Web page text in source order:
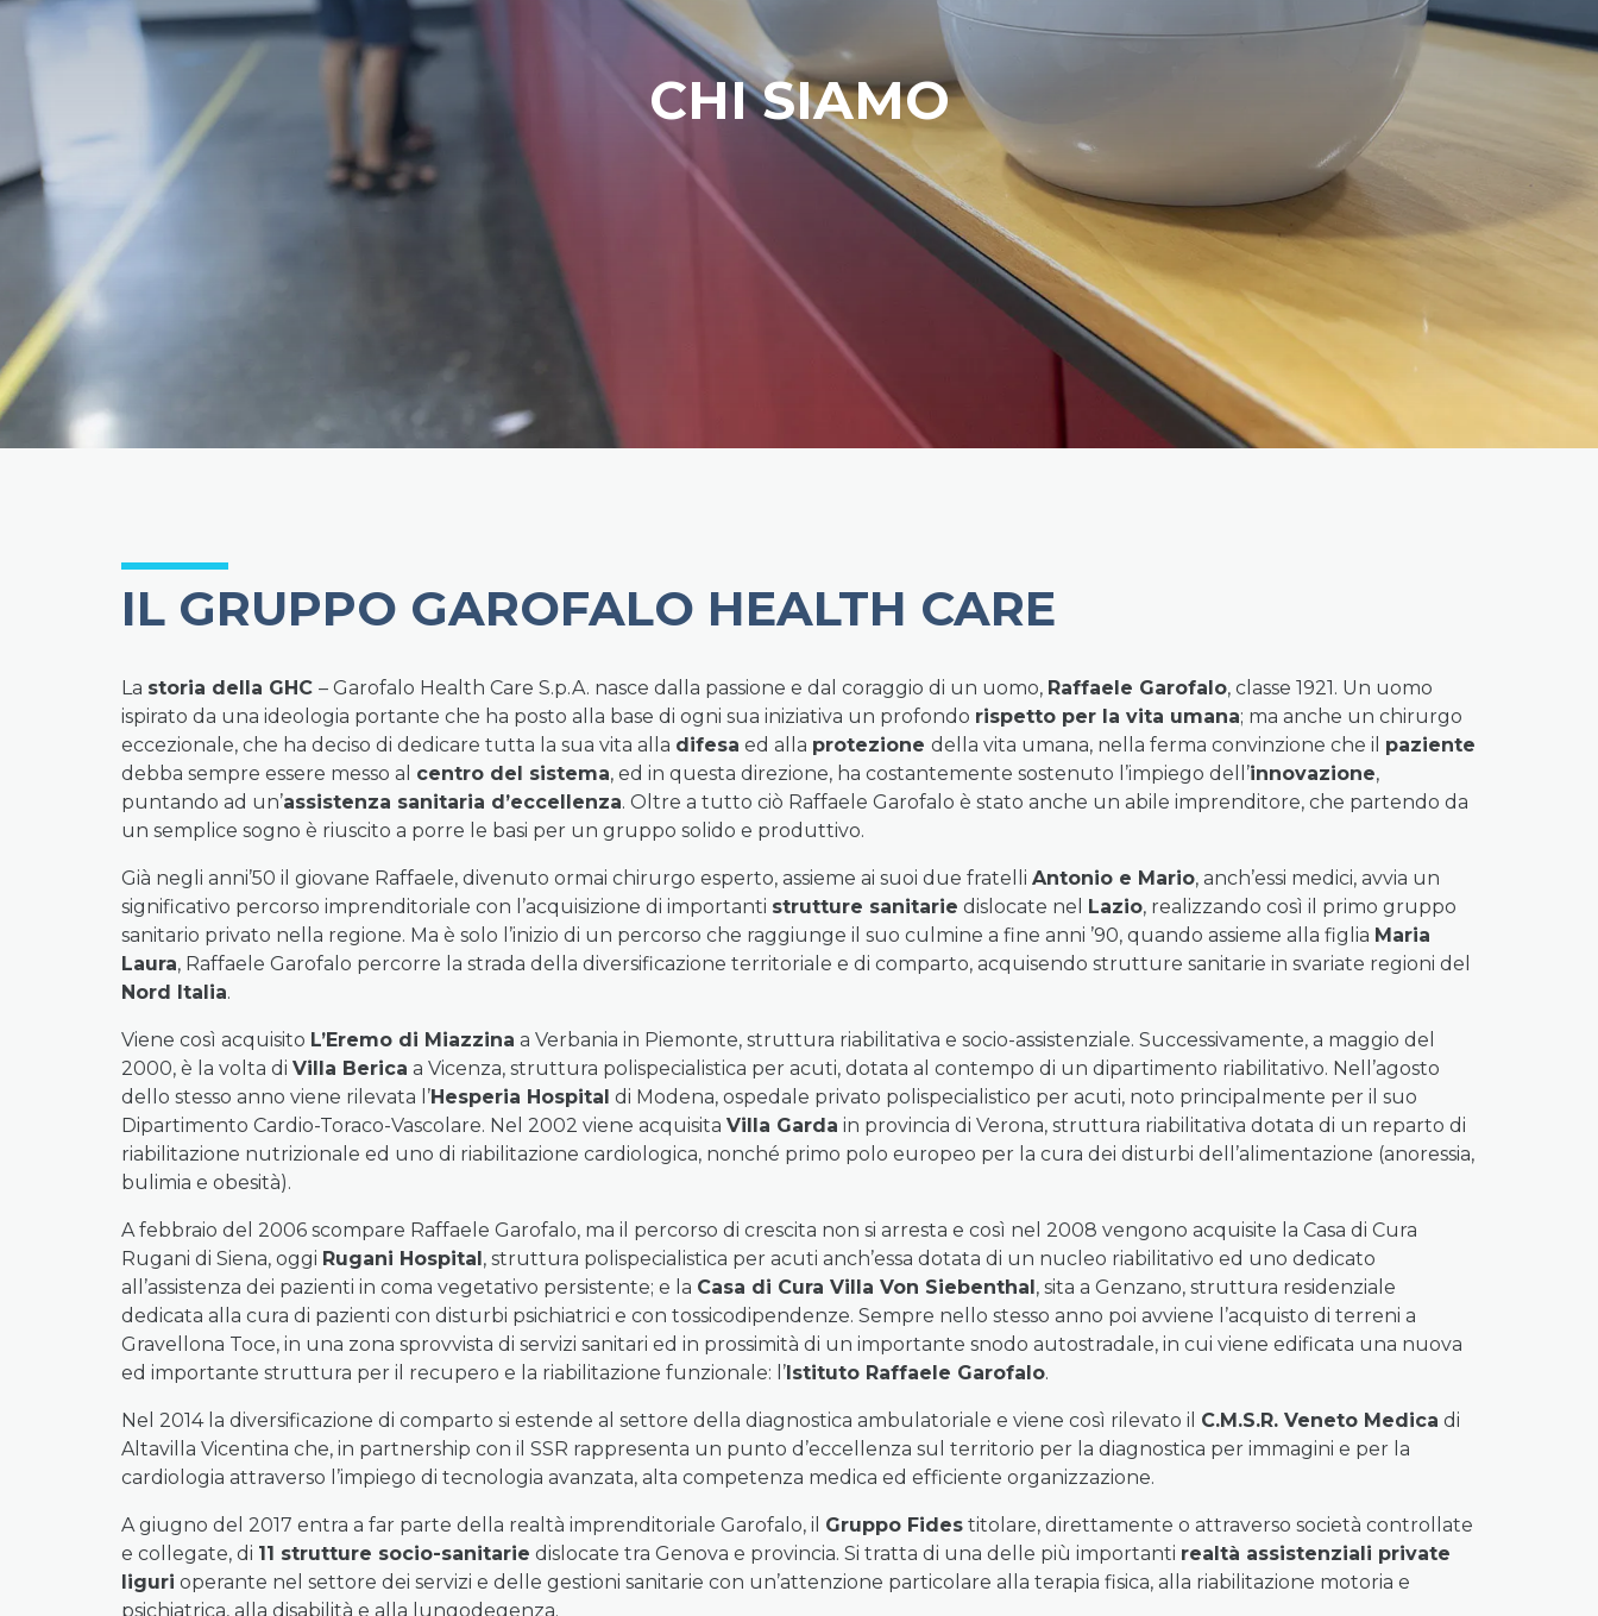
CHI SIAMO
IL GRUPPO GAROFALO HEALTH CARE
La storia della GHC – Garofalo Health Care S.p.A. nasce dalla passione e dal coraggio di un uomo, Raffaele Garofalo, classe 1921. Un uomo
ispirato da una ideologia portante che ha posto alla base di ogni sua iniziativa un profondo rispetto per la vita umana; ma anche un chirurgo
eccezionale, che ha deciso di dedicare tutta la sua vita alla difesa ed alla protezione della vita umana, nella ferma convinzione che il paziente
debba sempre essere messo al centro del sistema, ed in questa direzione, ha costantemente sostenuto l’impiego dell’innovazione,
puntando ad un’assistenza sanitaria d’eccellenza. Oltre a tutto ciò Raffaele Garofalo è stato anche un abile imprenditore, che partendo da
un semplice sogno è riuscito a porre le basi per un gruppo solido e produttivo.
Già negli anni’50 il giovane Raffaele, divenuto ormai chirurgo esperto, assieme ai suoi due fratelli Antonio e Mario, anch’essi medici, avvia un
significativo percorso imprenditoriale con l’acquisizione di importanti strutture sanitarie dislocate nel Lazio, realizzando così il primo gruppo
sanitario privato nella regione. Ma è solo l’inizio di un percorso che raggiunge il suo culmine a fine anni ’90, quando assieme alla figlia Maria
Laura, Raffaele Garofalo percorre la strada della diversificazione territoriale e di comparto, acquisendo strutture sanitarie in svariate regioni del
Nord Italia.
Viene così acquisito L’Eremo di Miazzina a Verbania in Piemonte, struttura riabilitativa e socio-assistenziale. Successivamente, a maggio del
2000, è la volta di Villa Berica a Vicenza, struttura polispecialistica per acuti, dotata al contempo di un dipartimento riabilitativo. Nell’agosto
dello stesso anno viene rilevata l’Hesperia Hospital di Modena, ospedale privato polispecialistico per acuti, noto principalmente per il suo
Dipartimento Cardio-Toraco-Vascolare. Nel 2002 viene acquisita Villa Garda in provincia di Verona, struttura riabilitativa dotata di un reparto di
riabilitazione nutrizionale ed uno di riabilitazione cardiologica, nonché primo polo europeo per la cura dei disturbi dell’alimentazione (anoressia,
bulimia e obesità).
A febbraio del 2006 scompare Raffaele Garofalo, ma il percorso di crescita non si arresta e così nel 2008 vengono acquisite la Casa di Cura
Rugani di Siena, oggi Rugani Hospital, struttura polispecialistica per acuti anch’essa dotata di un nucleo riabilitativo ed uno dedicato
all’assistenza dei pazienti in coma vegetativo persistente; e la Casa di Cura Villa Von Siebenthal, sita a Genzano, struttura residenziale
dedicata alla cura di pazienti con disturbi psichiatrici e con tossicodipendenze. Sempre nello stesso anno poi avviene l’acquisto di terreni a
Gravellona Toce, in una zona sprovvista di servizi sanitari ed in prossimità di un importante snodo autostradale, in cui viene edificata una nuova
ed importante struttura per il recupero e la riabilitazione funzionale: l’Istituto Raffaele Garofalo.
Nel 2014 la diversificazione di comparto si estende al settore della diagnostica ambulatoriale e viene così rilevato il C.M.S.R. Veneto Medica di
Altavilla Vicentina che, in partnership con il SSR rappresenta un punto d’eccellenza sul territorio per la diagnostica per immagini e per la
cardiologia attraverso l’impiego di tecnologia avanzata, alta competenza medica ed efficiente organizzazione.
A giugno del 2017 entra a far parte della realtà imprenditoriale Garofalo, il Gruppo Fides titolare, direttamente o attraverso società controllate
e collegate, di 11 strutture socio-sanitarie dislocate tra Genova e provincia. Si tratta di una delle più importanti realtà assistenziali private
liguri operante nel settore dei servizi e delle gestioni sanitarie con un’attenzione particolare alla terapia fisica, alla riabilitazione motoria e
psichiatrica, alla disabilità e alla lungodegenza.